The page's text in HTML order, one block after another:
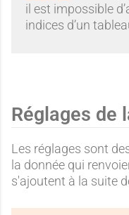
il est impossible
indices d’un
Réglages de
Les réglages sont
la donnée qui
s'ajoutent à la suite